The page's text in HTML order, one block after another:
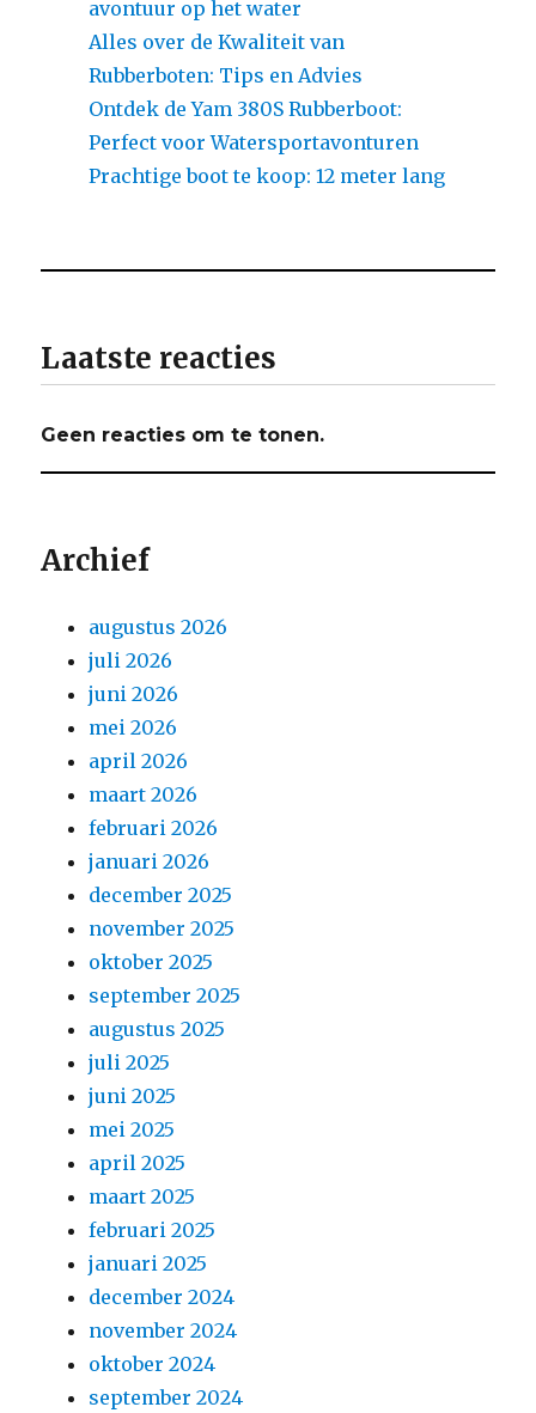
avontuur op het water
Alles over de Kwaliteit van
Rubberboten: Tips en Advies
Ontdek de Yam 380S Rubberboot:
Perfect voor Watersportavonturen
Prachtige boot te koop: 12 meter lang
Laatste reacties
Geen reacties om te tonen.
Archief
augustus 2026
juli 2026
juni 2026
mei 2026
april 2026
maart 2026
februari 2026
januari 2026
december 2025
november 2025
oktober 2025
september 2025
augustus 2025
juli 2025
juni 2025
mei 2025
april 2025
maart 2025
februari 2025
januari 2025
december 2024
november 2024
oktober 2024
september 2024